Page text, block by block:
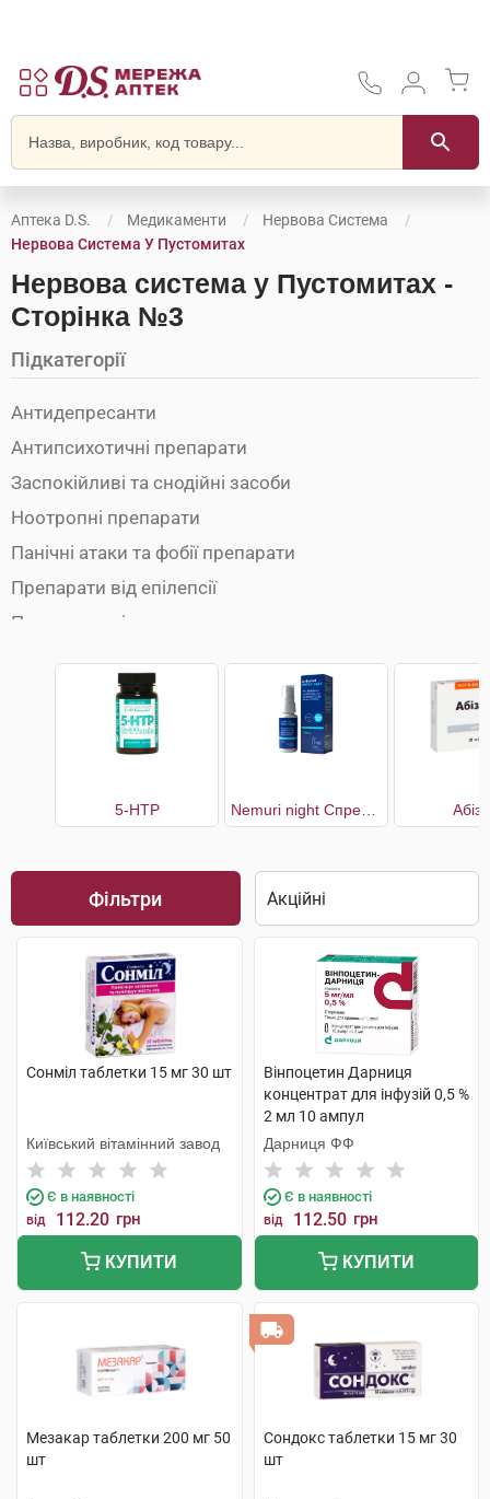
Аптека D.S. Медикаменти
Нервова Система
Нервова Система У Пустомитах
Нервова система у Пустомитах -
Сторінка №3
Підкатегорії
Антидепресанти
Антипсихотичні препарати
Заспокійливі та снодійні засоби
Ноотропні препарати
Панічні атаки та фобії препарати
Препарати від епілепсії
Препарати від запаморочення
Препарати від розсіяного склерозу
Препарати для лікування неврозу
Препарати для покращення мозкового кровообігу
Препарати при вегето-судинній дистонії
Препарати при деменції
Препарати при хворобі Альцгеймера
Протисудомні препарати
Транквілізатори (анксіолітики)
5-НТР
Фільтри
Сонміл таблетки 15 мг 30 шт
Київський вітамінний завод
Є в наявності
від 112.20 грн
КУПИТИ
Вінпоцетин Дарниця
концентрат для інфузій 0,5 %
2 мл 10 ампул
Дарниця ФФ
Є в наявності
від 112.50 грн
КУПИТИ
Мезакар таблетки 200 мг 50
шт
Сондокс таблетки 15 мг 30
шт